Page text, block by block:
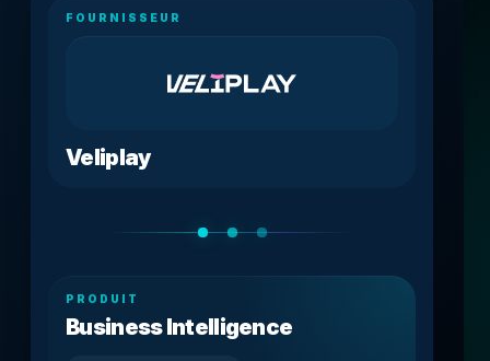
FOURNISSEUR
Veliplay
PRODUIT
Business Intelligence